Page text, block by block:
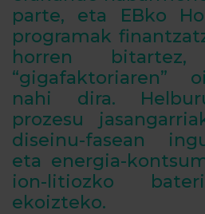
parte, eta EBko
programak
horren bitartez,
“gigafaktoriaren”
nahi dira.
prozesu
diseinu-fasean
eta energia-
ion-litiozko
ekoizteko.